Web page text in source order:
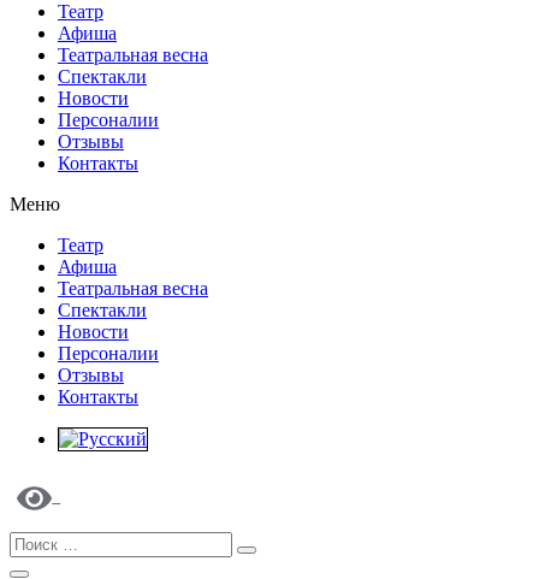
Театр
Афиша
Театральная весна
Спектакли
Новости
Персоналии
Отзывы
Контакты
Меню
Театр
Афиша
Театральная весна
Спектакли
Новости
Персоналии
Отзывы
Контакты